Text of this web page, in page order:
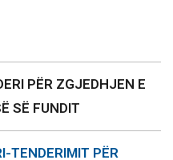
PËR ZGJEDHJEN E
SË FUNDIT
TENDERIMIT PËR